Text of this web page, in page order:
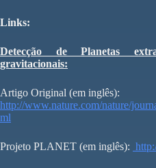
Links:
Detecção de Planetas
gravitacionais:
Artigo Original (em inglês):
http://www.nature.com/nature/
ml
Projeto PLANET (em inglês):